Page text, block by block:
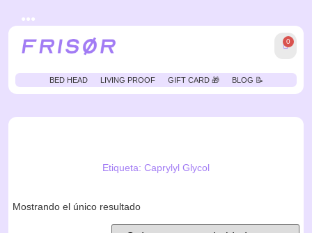
●●●
0
BED HEAD LIVING PROOF GIFT CARD 🎁 BLOG 📝
Etiqueta: Caprylyl Glycol
Mostrando el único resultado